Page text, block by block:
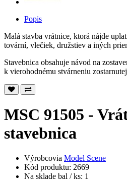
Popis
Malá stavba vrátnice, ktorá nájde
tovární, vlečiek, družstiev a iných
Stavebnica obsahuje návod na
k vierohodnému stvárneniu
MSC 91505 -
stavebnica
Výrobcovia Model Scene
Kód produktu: 2669
Na sklade bal / ks: 1